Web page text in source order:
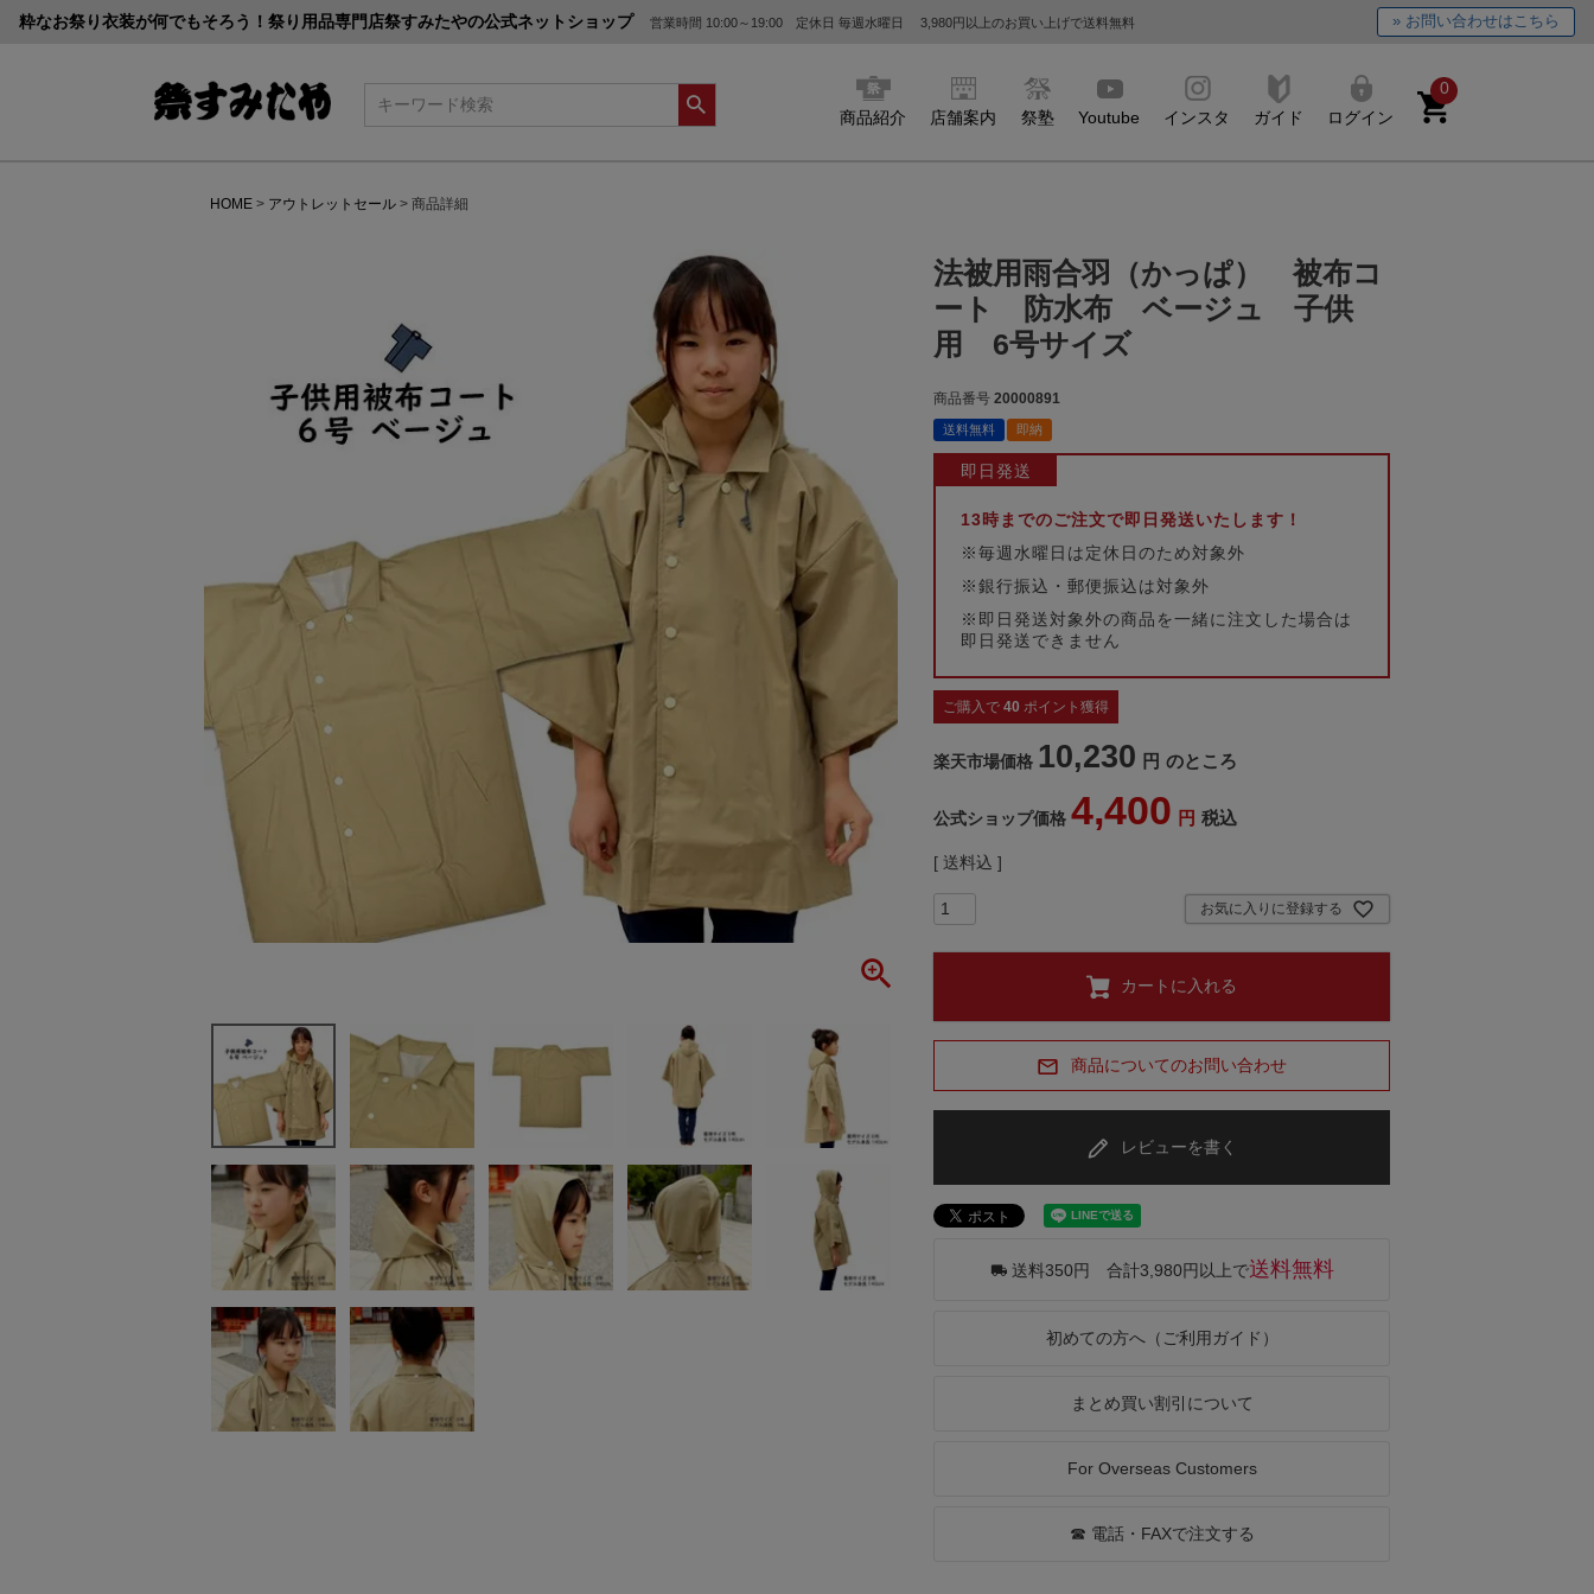
粋なお祭り衣装が何でもそろう！祭り用品専門店祭すみたやの公式ネットショップ 営業時間 10:00～19:00 定休日 毎週水曜日 3,980円以上のお買い上げで送料無料 » お問い合わせはこちら
商品紹介 店舗案内 祭塾 Youtube インスタ ガイド ログイン
0
HOME アウトレットセール 商品詳細
法被用雨合羽（かっぱ） 被布コ
ート 防水布 ベージュ 子供
用 6号サイズ
商品番号 20000891
送料無料 即納
即日発送
13時までのご注文で即日発送いたします！
※毎週水曜日は定休日のため対象外
※銀行振込・郵便振込は対象外
※即日発送対象外の商品を一緒に注文した場合は
即日発送できません
ご購入で 40 ポイント獲得
楽天市場価格 10,230 のところ
公式ショップ価格 4,400 税込
送料込
お気に入りに登録する
カートに入れる
商品についてのお問い合わせ
レビューを書く
送料350円 合計3,980円以上で送料無料
初めての方へ（ご利用ガイド）
まとめ買い割引について
For Overseas Customers
☎ 電話・FAXで注文する